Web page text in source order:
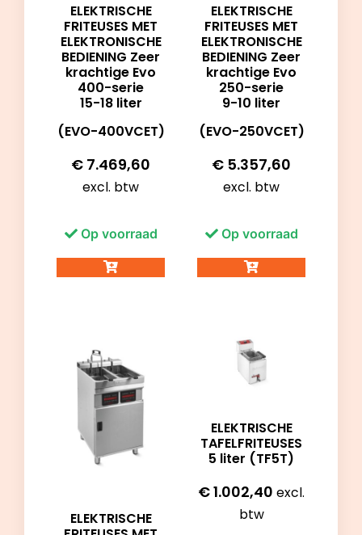
ELEKTRISCHE
FRITEUSES MET
ELEKTRONISCHE
BEDIENING Zeer
krachtige Evo
400-serie
15-18 liter
(EVO-400VCET)
€ 7.469,60
excl. btw
Op voorraad
ELEKTRISCHE
FRITEUSES MET
ELEKTRONISCHE
BEDIENING Zeer
krachtige Evo
250-serie
9-10 liter
(EVO-250VCET)
€ 5.357,60
excl. btw
Op voorraad
ELEKTRISCHE
ELEKTRISCHE
TAFELFRITEUSES
5 liter (TF5T)
€1.002,40 excl.
btw